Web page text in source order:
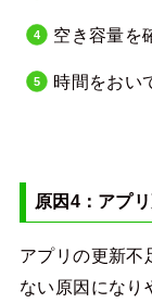
空き容量を
時間をおい
原因4：アプ
アプリの更新不
ない原因になり